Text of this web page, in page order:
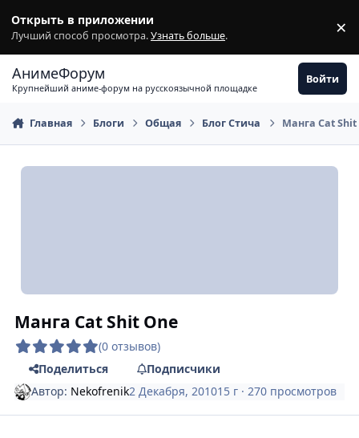
Открыть в приложении
Лучший способ просмотра.Узнать больше. ×
АнимеФорум
Крупнейший аниме-форум на русскоязычной площадке
Войти
Главная Блоги Общая Блог Стича Манга Cat Shit
Манга Cat Shit One
(0 отзывов)
Поделиться
Подписчики
Автор: Nekofrenik2 Декабря, 201015 г · 270 просмотров